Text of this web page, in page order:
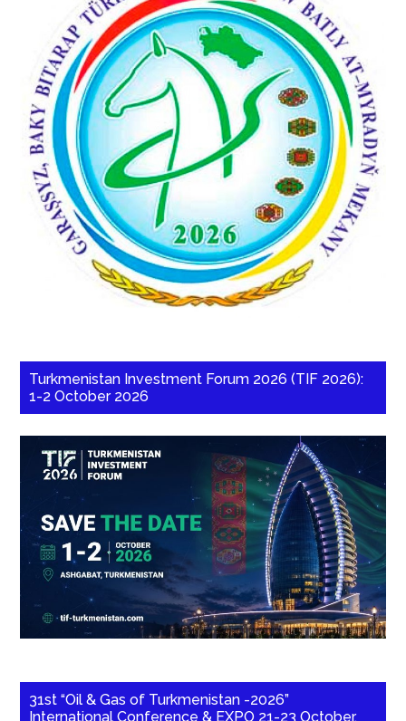
Turkmenistan Investment Forum 2026 (TIF 2026):
1-2 October 2026
31st “Oil & Gas of Turkmenistan -2026”
International Conference & EXPO 21-23 October,